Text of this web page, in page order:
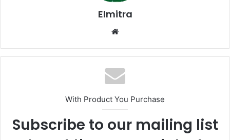
Elmitra
Website
With Product You Purchase
Subscribe to our mailing list